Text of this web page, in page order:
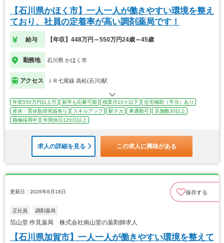
【石川県かほく市】一人一人が働きやすい環境を整え
ており、社員の定着率が高い調剤薬局です！
給与 【年収】448万円～550万円24歳～45歳
勤務地 石川県 かほく市
アクセス ＪＲ七尾線 高松(石川)駅
年収550万円以上可 新卒も応募可能 残業月10ｈ以下
住宅補助（手当）あり
産休・育休取得実績有り
スキルアップ 駅チカ 車通勤可
店舗数30以上
積極採用中
年間休日120日以上
求人の詳細を見る この求人に興味がある
更新日：2026年6月18日 保存する
正社員 調剤薬局
箔山堂 作見薬局 株式会社南山堂の薬剤師求人
【石川県加賀市】一人一人が働きやすい環境を整えて